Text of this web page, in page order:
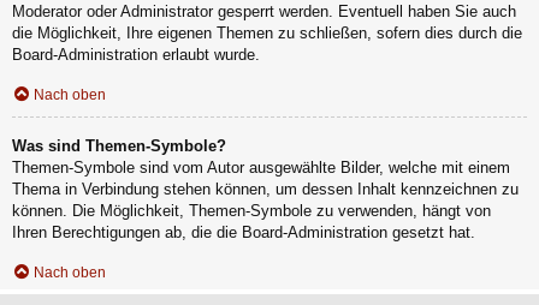
Moderator oder Administrator gesperrt werden. Eventuell haben Sie auch
die Möglichkeit, Ihre eigenen Themen zu schließen, sofern dies durch die
Board-Administration erlaubt wurde.
Nach oben
Was sind Themen-Symbole?
Themen-Symbole sind vom Autor ausgewählte Bilder, welche mit einem
Thema in Verbindung stehen können, um dessen Inhalt kennzeichnen zu
können. Die Möglichkeit, Themen-Symbole zu verwenden, hängt von
Ihren Berechtigungen ab, die die Board-Administration gesetzt hat.
Nach oben